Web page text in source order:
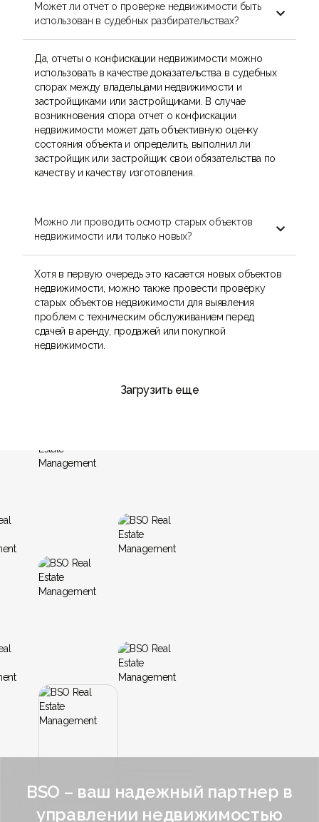
Может ли отчет о проверке недвижимости быть
использован в судебных разбирательствах?

Да, отчеты о конфискации недвижимости можно
использовать в качестве доказательства в судебных
спорах между владельцами недвижимости и
застройщиками или застройщиками. В случае
возникновения спора отчет о конфискации
недвижимости может дать объективную оценку
состояния объекта и определить, выполнил ли
застройщик или застройщик свои обязательства по
качеству и качеству изготовления.
Можно ли проводить осмотр старых объектов
недвижимости или только новых?

Хотя в первую очередь это касается новых объектов
недвижимости, можно также провести проверку
старых объектов недвижимости для выявления
проблем с техническим обслуживанием перед
сдачей в аренду, продажей или покупкой
недвижимости.
Загрузить еще
BSO – ваш надежный партнер в
управлении недвижимостью